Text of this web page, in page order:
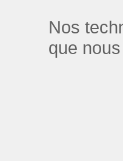
Nos
que